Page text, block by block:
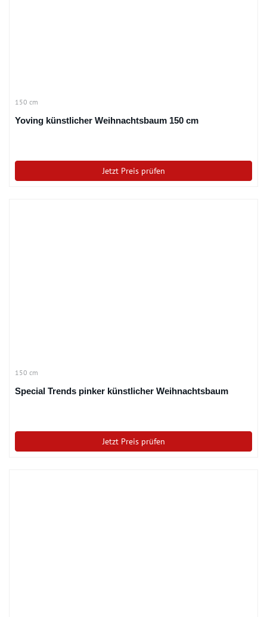
150 cm
Yoving künstlicher Weihnachtsbaum 150 cm
Jetzt Preis prüfen
150 cm
Special Trends pinker künstlicher Weihnachtsbaum
Jetzt Preis prüfen